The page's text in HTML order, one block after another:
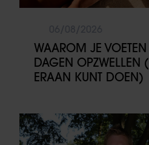
WAAROM JE
DAGEN OPZWELLEN
ERAAN KUNT DOEN)